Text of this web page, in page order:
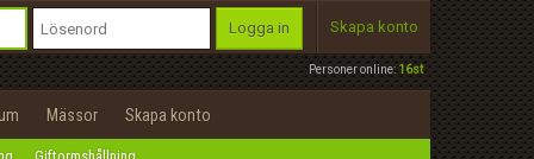
Personer online:16st
Logga in Skapa konto
Mässor Skapa konto